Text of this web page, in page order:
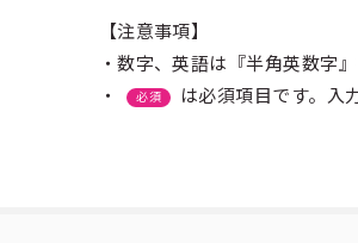
【注意事項】
・数字、英語は『半角英数字
・
必須 は必須項目です。入